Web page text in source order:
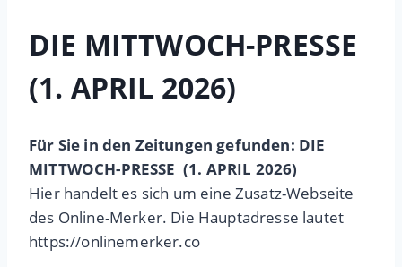
DIE MITTWOCH-PRESSE
(1. APRIL 2026)
Für Sie in den Zeitungen gefunden: DIE
MITTWOCH-PRESSE (1. APRIL 2026)
Hier handelt es sich um eine Zusatz-Webseite
des Online-Merker. Die Hauptadresse lautet
https://onlinemerker.co